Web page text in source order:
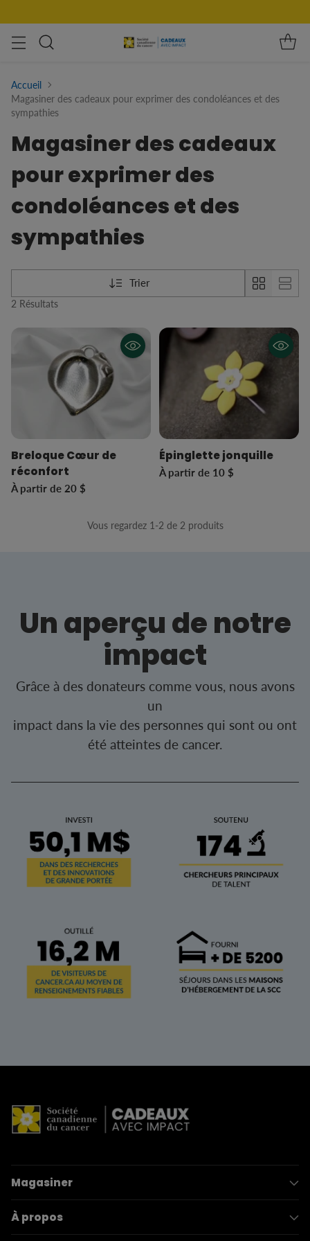
Accueil
Magasiner des cadeaux pour exprimer des condoléances et des
sympathies
Magasiner des cadeaux
pour exprimer des
condoléances et des
sympathies
Trier
2 Résultats
Breloque Cœur de
réconfort
À partir de 20 $
Épinglette jonquille
À partir de 10 $
Vous regardez 1-2 de 2 produits
Un aperçu de notre
impact
Grâce à des donateurs comme vous, nous avons
un
impact dans la vie des personnes qui sont ou ont
été atteintes de cancer.
Magasiner
À propos